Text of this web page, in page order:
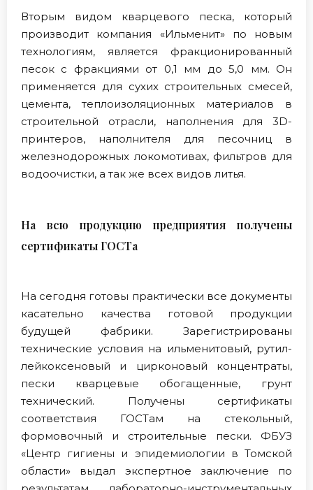
Вторым видом кварцевого песка, который
производит компания «Ильменит» по новым
технологиям, является фракционированный
песок с фракциями от 0,1 мм до 5,0 мм. Он
применяется для сухих строительных смесей,
цемента, теплоизоляционных материалов в
строительной отрасли, наполнения для 3D-
принтеров, наполнителя для песочниц в
железнодорожных локомотивах, фильтров для
водоочистки, а так же всех видов литья.
На всю продукцию предприятия получены
сертификаты ГОСТа
На сегодня готовы практически все документы
касательно качества готовой продукции
будущей фабрики. Зарегистрированы
технические условия на ильменитовый, рутил-
лейкоксеновый и цирконовый концентраты,
пески кварцевые обогащенные, грунт
технический. Получены сертификаты
соответствия ГОСТам на стекольный,
формовочный и строительные пески. ФБУЗ
«Центр гигиены и эпидемиологии в Томской
области» выдал экспертное заключение по